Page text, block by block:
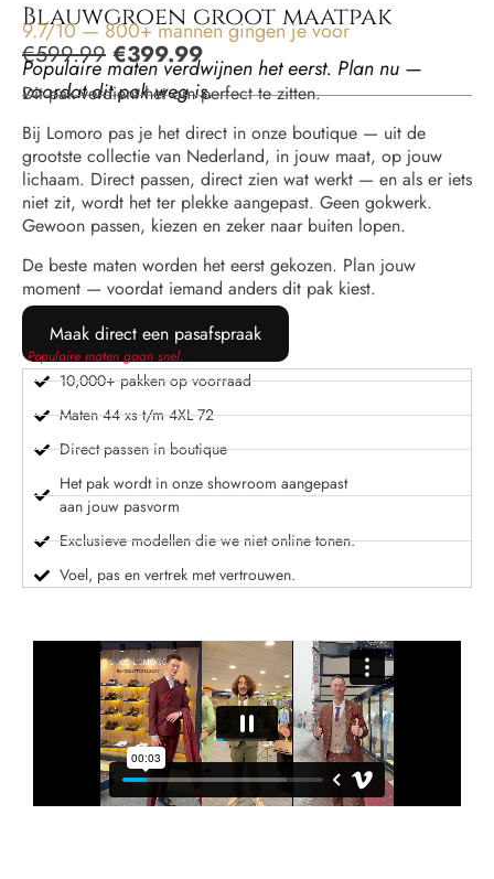
Blauwgroen groot maatpak
9.7/10 — 800+ mannen gingen je voor
€599.99 €399.99
Populaire maten verdwijnen het eerst. Plan nu —
voordat dit pak weg is.
Dit pak verdient het om perfect te zitten.
Bij Lomoro pas je het direct in onze boutique — uit de
grootste collectie van Nederland, in jouw maat, op jouw
lichaam. Direct passen, direct zien wat werkt — en als er iets
niet zit, wordt het ter plekke aangepast. Geen gokwerk.
Gewoon passen, kiezen en zeker naar buiten lopen.
De beste maten worden het eerst gekozen. Plan jouw
moment — voordat iemand anders dit pak kiest.
Maak direct een pasafspraak
Populaire maten gaan snel.
10,000+ pakken op voorraad
Maten 44 xs t/m 4XL 72
Direct passen in boutique
Het pak wordt in onze showroom aangepast
aan jouw pasvorm
Exclusieve modellen die we niet online tonen.
Voel, pas en vertrek met vertrouwen.